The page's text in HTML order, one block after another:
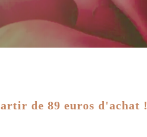
de 89 euros d'achat !